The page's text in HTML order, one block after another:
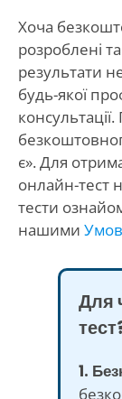
Хоча
розроблені
результати
будь-якої
є». Для
онлайн-тест
тести
нашими
Для
1.